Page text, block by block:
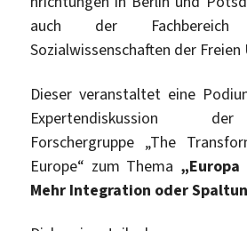
auch der
Sozialwissenschaften der
Dieser veranstaltet eine
Expertendiskussion
Forschergruppe „The
Europe“ zum Thema
Mehr Integration oder